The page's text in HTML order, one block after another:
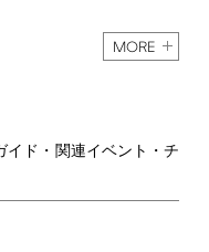
MORE
イド・関連イベント・チ